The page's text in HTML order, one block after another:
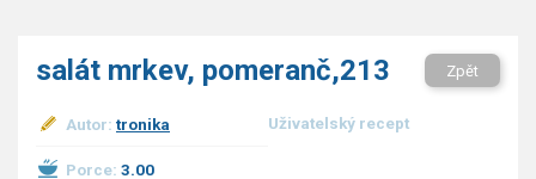
Bezmasé a zeleninové
Sladké pokrmy
Dezerty
salát mrkev, pomeranč,213 Zpět
Autor: tronika Uživatelský recept
Porce: 3.00